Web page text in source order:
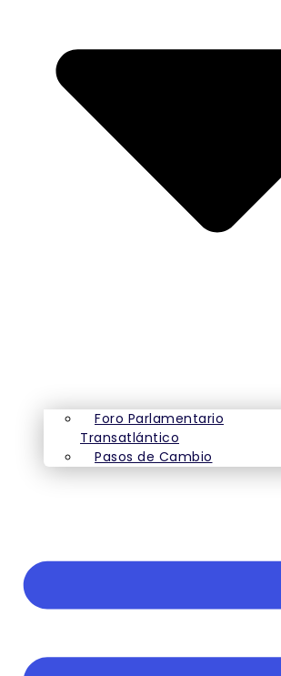
Foro Parlamentario
Transatlántico
Pasos de Cambio